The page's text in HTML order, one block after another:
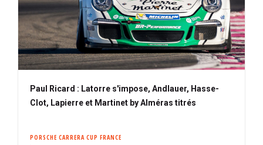
Paul Ricard : Latorre s'impose, Andlauer, Hasse-
Clot, Lapierre et Martinet by Alméras titrés
PORSCHE CARRERA CUP FRANCE